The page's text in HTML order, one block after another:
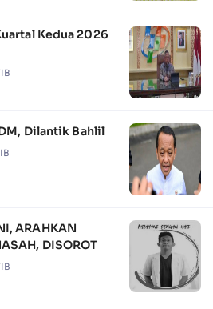
Kedua 2026
Dilantik Bahlil
ARAHKAN
DISOROT